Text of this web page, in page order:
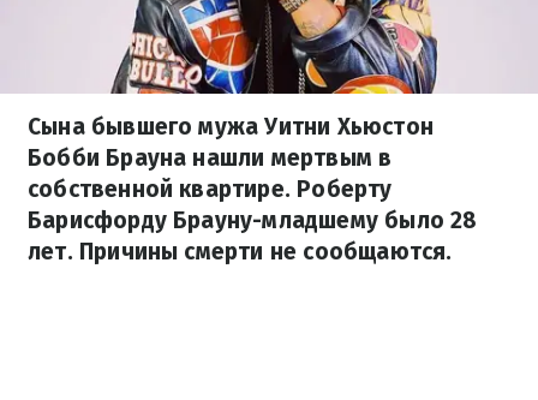
Сына бывшего мужа Уитни Хьюстон
Бобби Брауна нашли мертвым в
собственной квартире. Роберту
Барисфорду Брауну-младшему было 28
лет. Причины смерти не сообщаются.